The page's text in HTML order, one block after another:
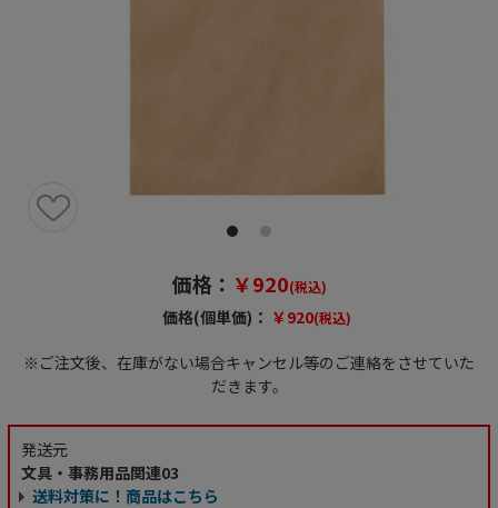
価格： ￥920(税込)
価格(個単価)： ￥920(税込)
※ご注文後、在庫がない場合キャンセル等のご連絡をさせていた
だきます。
発送元
文具・事務用品関連03
送料対策に！商品はこちら